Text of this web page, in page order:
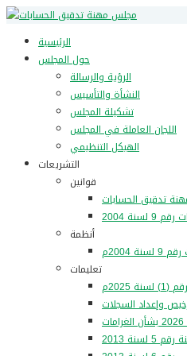
الرئيسية
حول المجلس
الرؤية والرسالة
النشأة والتأسيس
تشكيلة المجلس
اللجان العاملة في المجلس
الهيكل التنظيمي
التشريعات
قوانين
2004
أنظمة
تعليمات
وإعداد السجلات
2013